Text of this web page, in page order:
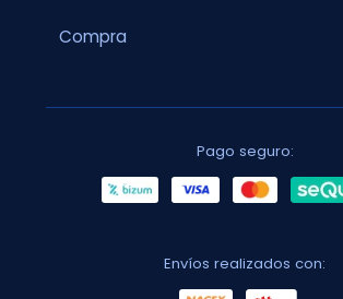
Compra
Pago seguro:
Envíos realizados con: